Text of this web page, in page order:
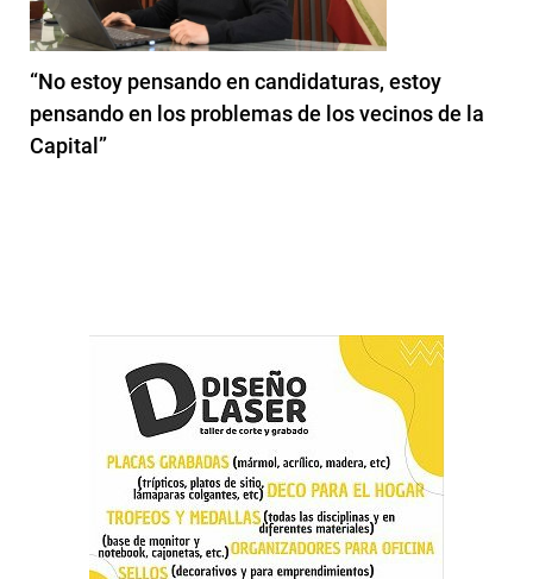
“No estoy pensando en candidaturas, estoy
pensando en los problemas de los vecinos de la
Capital”